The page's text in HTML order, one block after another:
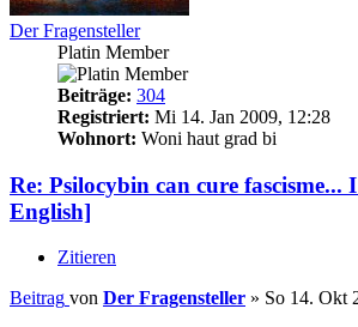
Der Fragensteller
Platin Member
Beiträge: 304
Registriert: Mi 14. Jan 2009, 12:28
Wohnort: Woni haut grad bi
Re: Psilocybin can cure
English]
Zitieren
Beitrag von Der Fragensteller » So 14. Okt